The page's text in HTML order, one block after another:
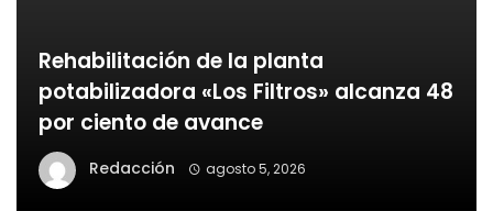
Rehabilitación de la planta
potabilizadora «Los Filtros» alcanza 48
por ciento de avance
Redacción agosto 5, 2026